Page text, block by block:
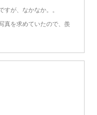
が、なかなか。。
真を求めていたので、羨